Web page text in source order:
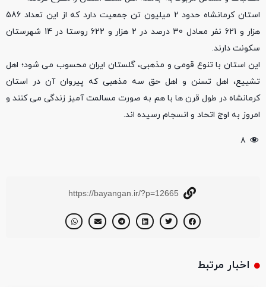
استان کرمانشاه حدود 2 میلیون تن جمعیت دارد که از این تعداد 586
هزار و 621 نفر معادل 30 درصد در 2 هزار و 622 روستا در 14 شهرستان
سکونت دارند.
این استان با تنوع قومی و مذهبی، گلستان ایران محسوب می شود؛ اهل
تشییع، اهل تسنن و اهل حق سه مذهبی که پیروان آن در استان
کرمانشاه در طول قرن ها با هم به صورت مسالمت آمیز زندگی می کنند و
امروز به اوج اتحاد و انسجام رسیده اند.
۸
https://bayangan.ir/?p=12665
اخبار مرتبط